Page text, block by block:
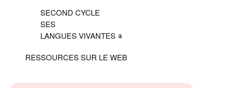
SECOND CYCLE
SES
LANGUES VIVANTES
RESSOURCES SUR LE WEB